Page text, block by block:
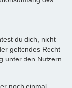
du dich, nicht
geltendes Recht
unter den Nutzern
noch einmal